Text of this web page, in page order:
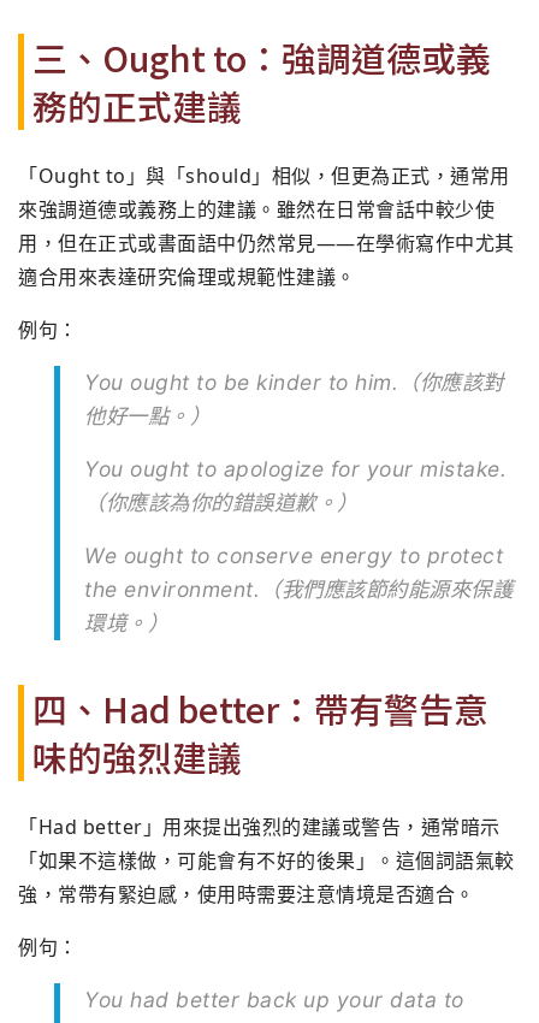
三、Ought to：強調道德或義
務的正式建議
「Ought to」與「should」相似，但更為正式，通常用
來強調道德或義務上的建議。雖然在日常會話中較少使
用，但在正式或書面語中仍然常見——在學術寫作中尤其
適合用來表達研究倫理或規範性建議。
例句：
You ought to be kinder to him.（你應該對
他好一點。）
You ought to apologize for your mistake.
（你應該為你的錯誤道歉。）
We ought to conserve energy to protect
the environment.（我們應該節約能源來保護
環境。）
四、Had better：帶有警告意
味的強烈建議
「Had better」用來提出強烈的建議或警告，通常暗示
「如果不這樣做，可能會有不好的後果」。這個詞語氣較
強，常帶有緊迫感，使用時需要注意情境是否適合。
例句：
You had better back up your data to